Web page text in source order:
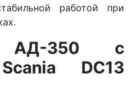
работой при
АД-350 с
DC13